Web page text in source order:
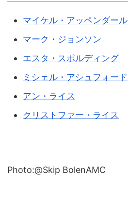
マイケル・アッペンダール
マーク・ジョンソン
エスタ・スポルディング
ミシェル・アシュフォード
アン・ライス
クリストファー・ライス
Photo:@Skip BolenAMC